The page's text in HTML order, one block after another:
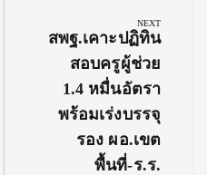
NEXT
Next
Post:
สพฐ.เคาะปฏิทิน
สอบครูผู้ช่วย
1.4 หมื่นอัตรา
พร้อมเร่งบรรจุ
รอง ผอ.เขต
พื้นที่-ร.ร.